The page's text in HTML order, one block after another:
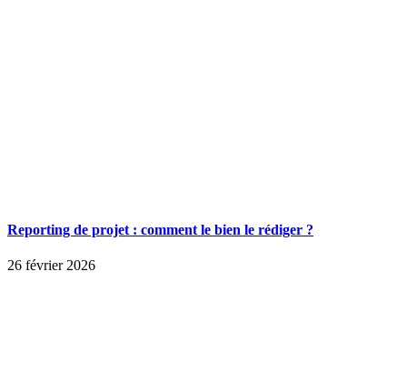
Reporting de projet : comment le bien le rédiger ?
26 février 2026